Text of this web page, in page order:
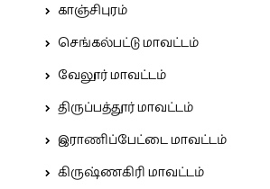
காஞ்சிபுரம்
செங்கல்பட்டு மாவட்டம்
வேலூர் மாவட்டம்
திருப்பத்தூர் மாவட்டம்
இராணிப்பேட்டை மாவட்டம்
கிருஷ்ணகிரி மாவட்டம்